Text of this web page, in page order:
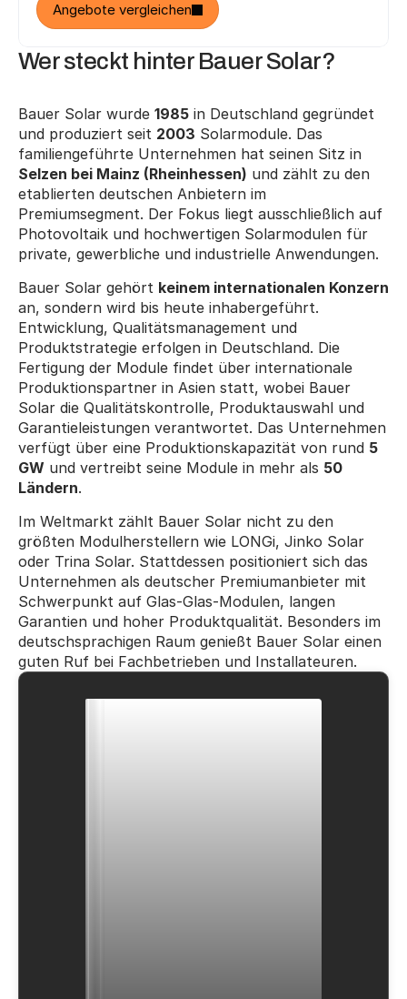
Angebote vergleichen
Wer steckt hinter Bauer Solar?
Bauer Solar wurde 1985 in Deutschland gegründet
und produziert seit 2003 Solarmodule. Das
Selzen bei Mainz (Rheinhessen) und zählt zu den
etablierten deutschen Anbietern im
Premiumsegment. Der Fokus liegt ausschließlich auf
Photovoltaik und hochwertigen Solarmodulen für
private, gewerbliche und industrielle Anwendungen.
Bauer Solar gehört keinem internationalen Konzern
an, sondern wird bis heute inhabergeführt.
Entwicklung, Qualitätsmanagement und
Produktstrategie erfolgen in Deutschland. Die
Fertigung der Module findet über internationale
Produktionspartner in Asien statt, wobei Bauer
Solar die Qualitätskontrolle, Produktauswahl und
Garantieleistungen verantwortet. Das Unternehmen
verfügt über eine Produktionskapazität von rund 5
GW und vertreibt seine Module in mehr als 50
Ländern.
Im Weltmarkt zählt Bauer Solar nicht zu den
größten Modulherstellern wie LONGi, Jinko Solar
oder Trina Solar. Stattdessen positioniert sich das
Unternehmen als deutscher Premiumanbieter mit
Schwerpunkt auf Glas-Glas-Modulen, langen
Garantien und hoher Produktqualität. Besonders im
deutschsprachigen Raum genießt Bauer Solar einen
guten Ruf bei Fachbetrieben und Installateuren.